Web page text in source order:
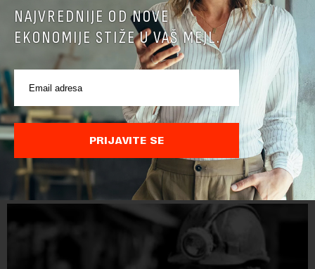
Papua Nova Gvineja potvrdila učešće na Ekspo
2027
Papua Nova Gvineja jedna je od 141 međunarodne učesnice
koje su do sada potvrdile učešće na specijalizovanoj
međunarodnoj izložbi "Ekspu 2027" Beograd, gde će predstaviti
i kao državu sa najvećom jezičkom ra...
NAJVREDNIJE OD NOVE
EKONOMIJE STIŽE U VAŠ MEJL.
PRIJAVITE SE